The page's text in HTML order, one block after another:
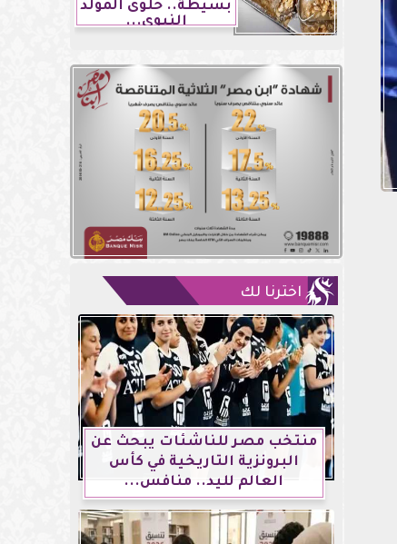
بسيطة.. حلوى المولد
النبوي...
اخترنا لك
منتخب مصر للناشئات يبحث عن
البرونزية التاريخية في كأس
العالم لليد.. منافس...